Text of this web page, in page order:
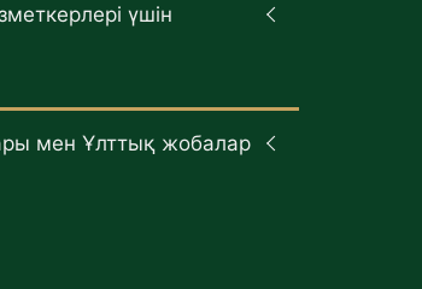
үшін
мен Ұлттық жобалар